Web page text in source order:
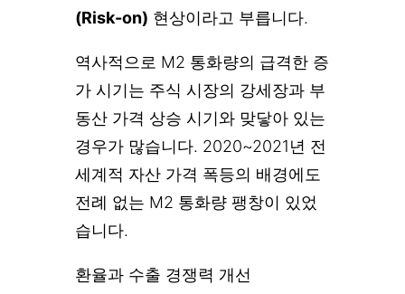
(Risk-on) 현상이라고 부릅니다.
역사적으로 M2 통화량의 급격한 증
가 시기는 주식 시장의 강세장과 부
동산 가격 상승 시기와 맞닿아 있는
경우가 많습니다. 2020~2021년 전
세계적 자산 가격 폭등의 배경에도
전례 없는 M2 통화량 팽창이 있었
습니다.
환율과 수출 경쟁력 개선